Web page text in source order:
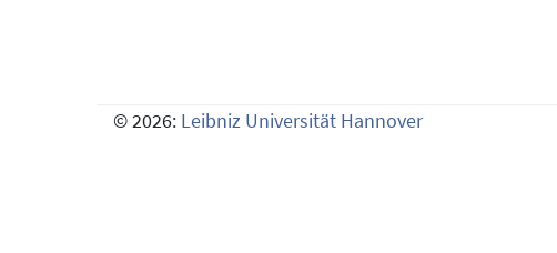
© 2026: Leibniz Universität Hannover